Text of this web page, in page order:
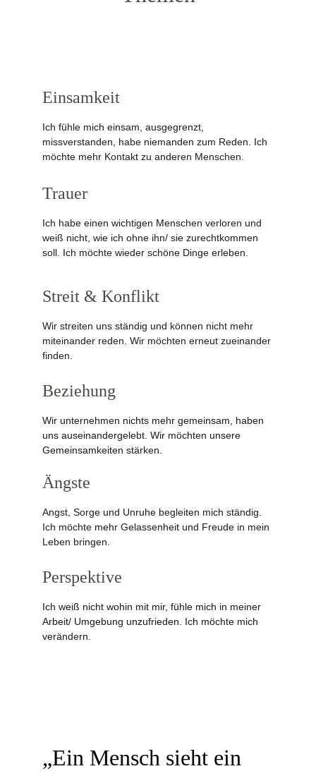
Einsamkeit
Ich fühle mich einsam, ausgegrenzt,
missverstanden, habe niemanden zum Reden. Ich
möchte mehr Kontakt zu anderen Menschen.
Streit & Konflikt
Wir streiten uns ständig und können nicht mehr
miteinander reden. Wir möchten erneut zueinander
finden.
Trauer
Ich habe einen wichtigen Menschen verloren und
weiß nicht, wie ich ohne ihn/ sie zurechtkommen
soll. Ich möchte wieder schöne Dinge erleben.
Beziehung
Wir unternehmen nichts mehr gemeinsam, haben
uns auseinandergelebt. Wir möchten unsere
Gemeinsamkeiten stärken.
Ängste
Angst, Sorge und Unruhe begleiten mich ständig.
Ich möchte mehr Gelassenheit und Freude in mein
Leben bringen.
Perspektive
Ich weiß nicht wohin mit mir, fühle mich in meiner
Arbeit/ Umgebung unzufrieden. Ich möchte mich
verändern.
„Ein Mensch sieht ein